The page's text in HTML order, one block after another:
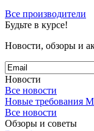
Все производители
Будьте в курсе!
Новости, обзоры и
Новости
Все новости
Новые требования
Все новости
Обзоры и советы